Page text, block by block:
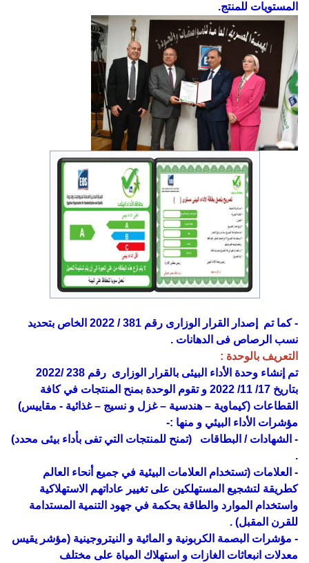
المستويات للمنتج.
- كما تم إصدار القرار الوزارى رقم 381 / 2022 الخاص بتحديد
نسب الرصاص فى الدهانات .
التعريف بالوحدة :
تم إنشاء وحدة الأداء البيئى بالقرار الوزارى رقم 238 /2022
بتاريخ 17/ 11/ 2022 و تقوم الوحدة بمنح المنتجات في كافة
القطاعات (كيماوية – هندسية – غزل و نسيج – غذائية - مقاييس)
مؤشرات الأداء البيئي و منها :-
- الشهادات / البطاقات (تمنح للمنتجات التي تفى بأداء بيئى محدد)
.
- العلامات (تستخدام العلامات البيئية في جميع أنحاء العالم
كطريقة لتشجيع المستهلكين على تغيير عاداتهم الاستهلاكية
واستخدام الموارد والطاقة بحكمة في جهود التنمية المستدامة
للقرن المقبل) .
- مؤشرات البصمة الكربونية و المائية و النيتروجينية (مؤشر يقيس
معدلات انبعاثات الغازات و استهلاك المياة على مختلف